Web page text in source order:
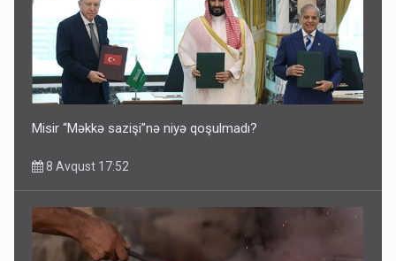
Misir “Məkkə sazişi”nə niyə qoşulmadı?
8 Avqust 17:52